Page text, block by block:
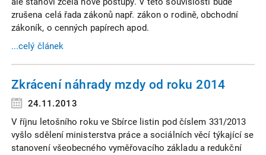
zrušena celá řada zákonů např. zákon o rodině, obchodní
zákoník, o cenných papírech apod.
...celý článek
Zkrácení náhrady mzdy od roku 2014
24.11.2013
V říjnu letošního roku ve Sbírce listin pod číslem 331/2013
vyšlo sdělení ministerstva práce a sociálních věcí týkající se
stanovení všeobecného vyměřovacího základu a redukční